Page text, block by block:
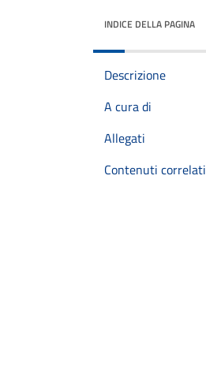
INDICE DELLA PAGINA
Descrizione
A cura di
Allegati
Contenuti correlati